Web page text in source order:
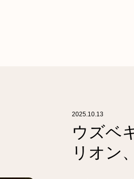
2025.10.13
ウズベ
リオン